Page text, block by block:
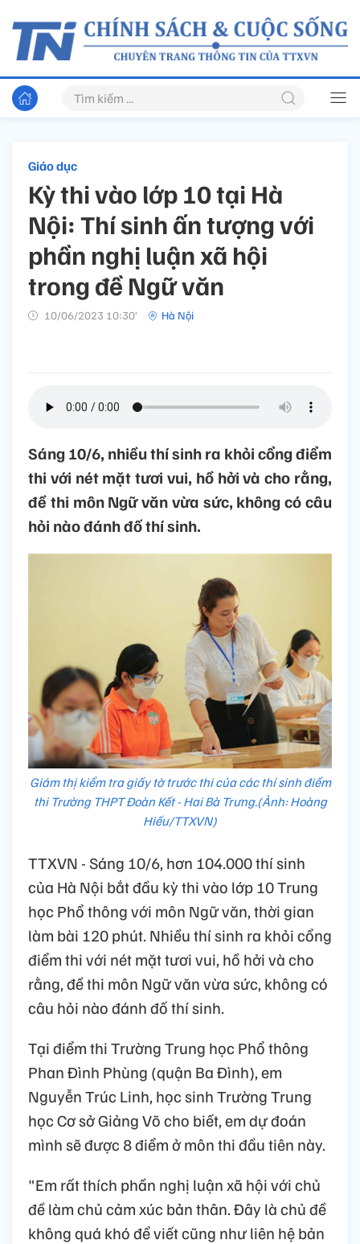
Giáo dục
Kỳ thi vào lớp 10 tại Hà
Nội: Thí sinh ấn tượng với
phần nghị luận xã hội
trong đề Ngữ văn
10/06/2023 10:30’ Hà Nội
Sáng 10/6, nhiều thí sinh ra khỏi cổng điểm
thi với nét mặt tươi vui, hồ hởi và cho rằng,
đề thi môn Ngữ văn vừa sức, không có câu
hỏi nào đánh đố thí sinh.
Giám thị kiểm tra giấy tờ trước thi của các thí sinh điểm
thi Trường THPT Đoàn Kết - Hai Bà Trưng.(Ảnh: Hoàng
Hiếu/TTXVN)
TTXVN - Sáng 10/6, hơn 104.000 thí sinh
của Hà Nội bắt đầu kỳ thi vào lớp 10 Trung
học Phổ thông với môn Ngữ văn, thời gian
làm bài 120 phút. Nhiều thí sinh ra khỏi cổng
điểm thi với nét mặt tươi vui, hồ hởi và cho
rằng, đề thi môn Ngữ văn vừa sức, không có
câu hỏi nào đánh đố thí sinh.
Tại điểm thi Trường Trung học Phổ thông
Phan Đình Phùng (quận Ba Đình), em
Nguyễn Trúc Linh, học sinh Trường Trung
học Cơ sở Giảng Võ cho biết, em dự đoán
mình sẽ được 8 điểm ở môn thi đầu tiên này.
"Em rất thích phần nghị luận xã hội với chủ
đề làm chủ cảm xúc bản thân. Đây là chủ đề
không quá khó để viết cũng như liên hệ bản